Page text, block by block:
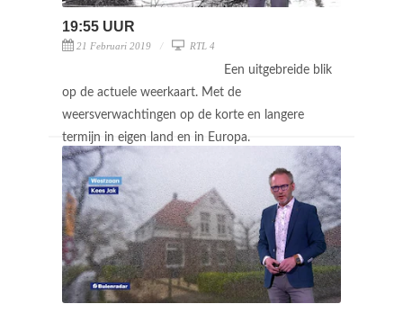
19:55 UUR
21 Februari 2019 RTL 4
Een uitgebreide blik
op de actuele weerkaart. Met de
weersverwachtingen op de korte en langere
termijn in eigen land en in Europa.